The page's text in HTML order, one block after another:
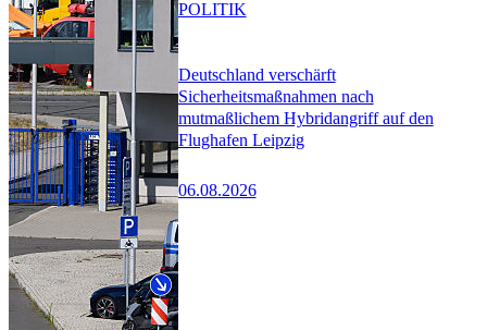
Deutschland verschärft
Sicherheitsmaßnahmen nach
mutmaßlichem Hybridangriff auf den
Flughafen Leipzig
06.08.2026
POLITIK